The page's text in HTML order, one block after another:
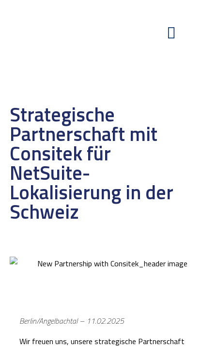
Strategische
Partnerschaft mit
Consitek für
NetSuite-
Lokalisierung in der
Schweiz
Berlin/Angelbachtal – 11.02.2025
Wir freuen uns, unsere strategische Partnerschaft